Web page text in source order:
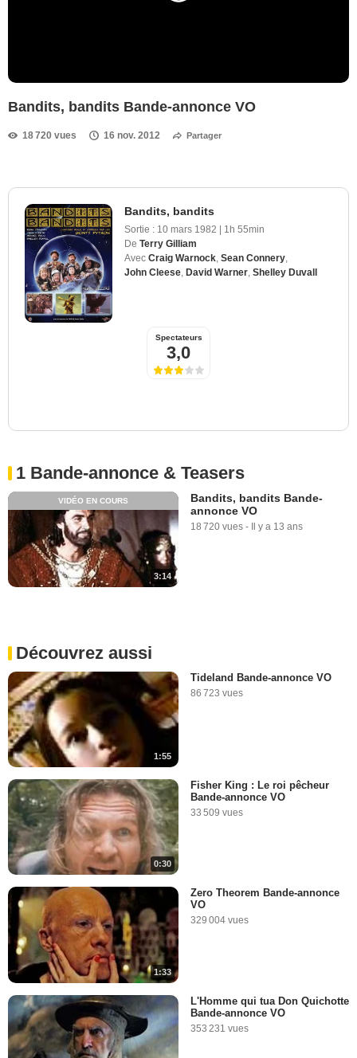
Bandits, bandits Bande-annonce VO
18 720 vues 16 nov. 2012 Partager
Bandits, bandits
Sortie : 10 mars 1982 | 1h 55min
De Terry Gilliam
Avec Craig Warnock Sean Connery
John Cleese David Warner Shelley Duvall
Spectateurs
3,0
1 Bande-annonce & Teasers
3:14
VIDÉO EN COURS
Bandits, bandits Bande-
annonce VO
18 720 vues - Il y a 13 ans
Découvrez aussi
1:55
Tideland Bande-annonce VO
86 723 vues
0:30
Fisher King : Le roi pêcheur
Bande-annonce VO
33 509 vues
1:33
Zero Theorem Bande-annonce
VO
329 004 vues
L'Homme qui tua Don Quichotte
Bande-annonce VO
353 231 vues